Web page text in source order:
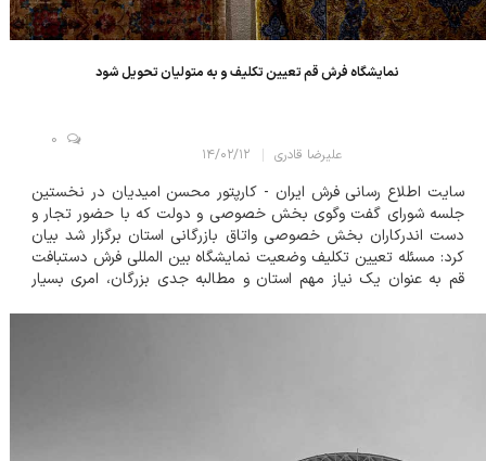
نمایشگاه فرش قم تعیین تکلیف و به متولیان تحویل شود
علیرضا قادری ۱۴/۰۲/۱۲
0
سایت اطلاع رسانی فرش ایران - کارپتور محسن امیدیان در نخستین
جلسه شورای گفت وگوی بخش خصوصی و دولت که با حضور تجار و
دست اندرکاران بخش خصوصی واتاق بازرگانی استان برگزار شد بیان
کرد: مسئله تعیین تکلیف وضعیت نمایشگاه بین المللی فرش دستبافت
قم به عنوان یک نیاز مهم استان و مطالبه جدی بزرگان، امری بسیار